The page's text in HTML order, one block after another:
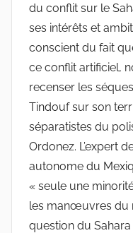
du conflit sur le
ses intérêts et
conscient du fait
ce conflit artificiel,
recenser les
Tindouf sur son
séparatistes du
Ordonez. L’expert
autonome du
« seule une
les manœuvres du
question du Sahara